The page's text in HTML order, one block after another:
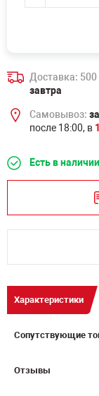
Доставка: 500
завтра
Самовывоз:
после 18:00, в
Есть в наличии
Характеристики
Сопутствующие
Отзывы